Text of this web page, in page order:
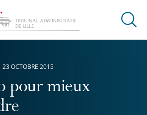
Ouvrir
pour mieux
23 OCTOBRE 2015